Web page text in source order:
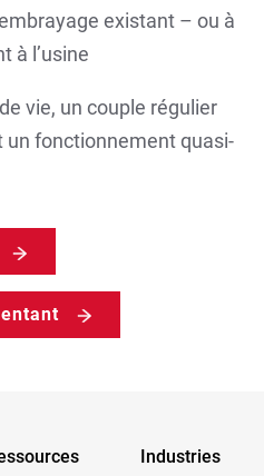
existant – ou à
à l’usine
vie, un couple régulier
fonctionnement quasi-
Industries